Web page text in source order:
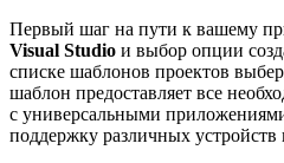
Первый шаг на пути к вашему
Visual Studio и выбор опции
списке шаблонов проектов
шаблон предоставляет все
с универсальными
поддержку различных